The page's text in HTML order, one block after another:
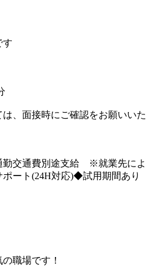
す
、面接時にご確認をお願いいた
勤交通費別途支給 ※就業先によ
ート(24H対応)◆試用期間あり
職場です！